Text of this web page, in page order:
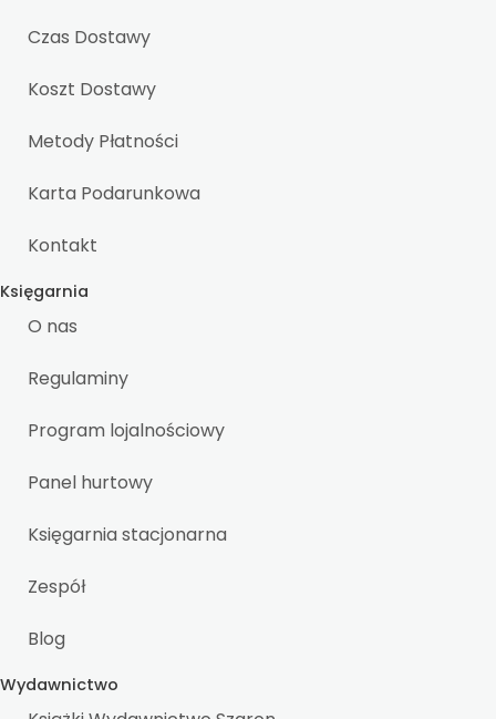
Czas Dostawy
Koszt Dostawy
Metody Płatności
Karta Podarunkowa
Kontakt
Księgarnia
O nas
Regulaminy
Program lojalnościowy
Panel hurtowy
Księgarnia stacjonarna
Zespół
Blog
Wydawnictwo